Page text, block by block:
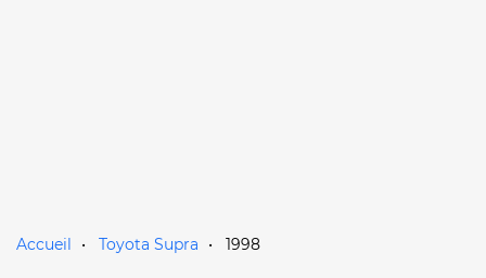
Accueil Toyota Supra 1998